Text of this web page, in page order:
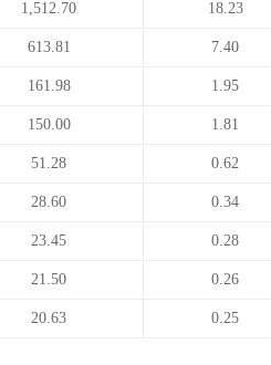
1,512.70 18.23
613.81 7.40
161.98 1.95
150.00 1.81
51.28 0.62
28.60 0.34
23.45 0.28
21.50 0.26
20.63 0.25